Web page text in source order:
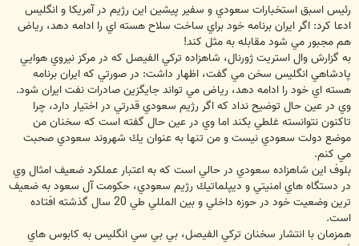
رئيس اسبق استخبارات سعودي و سفير پيشين اين رژيم در آمريكا و انگليس
ادعا كرد: اگر ايران برنامه خود براي ساخت سلاح هسته اي را ادامه دهد، رياض
هم مجبور مي شود مقابله به مثل كند!
به گزارش وال استريت ژورنال، شاهزاده تركي الفيصل كه در مركز نيروي هوايي
پادشاهي انگليس سخن مي گفت، اظهار داشت: در صورتي كه ايران برنامه
هسته اي خود را ادامه دهد، رياض مي تواند جايگزين صادرات نفت ايران شود.
وي در عين حال توضيح نداد كه اگر رژيم سعودي قدرتي در اختيار دارد، چرا
تاكنون نتوانسته غلطي بكند اما وي در عين حال گفته است كه سخنان من
موضع دولت سعودي نيست و من تنها به عنوان يك شهروند سعودي صحبت
مي كنم.
بلوف اين شاهزاده سعودي در حالي است كه به اعتبار عملكرد ضعيف امثال وي
در دستگاه هاي امنيتي و ديپلماتيك رژيم سعودي، حكومت آل سعود به ضعيف
ترين وضعيت خود در حوزه داخلي و بين المللي طي 20 سال گذشته افتاده
است.
همزمان با انتشار سخنان تركي الفيصل، بي بي سي انگليس به كابوس هاي